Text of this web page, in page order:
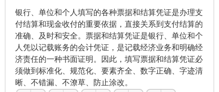
银行、单位和个人填写的各种票据和结算凭证是办理支
付结算和现金收付的重要依据，直接关系到支付结算的
准确、及时和安全。票据和结算凭证是银行、单位和个
人凭以记载账务的会计凭证，是记载经济业务和明确经
济责任的一种书面证明。因此，填写票据和结算凭证必
须做到标准化、规范化、要素齐全、数字正确、字迹清
晰、不错漏、不潦草、防止涂改。